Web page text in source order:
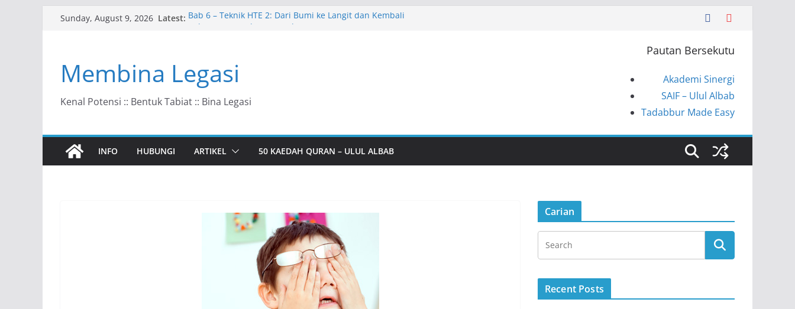
Sunday, August 9, 2026 Latest: Bab 6 – Teknik HTE 2: Dari Bumi ke Langit dan Kembali
Bab 7 – Model VAHC–KSSTS–ITPPF
Membina Legasi
Kenal Potensi :: Bentuk Tabiat :: Bina Legasi
Pautan Bersekutu
Akademi Sinergi
SAIF – Ulul Albab
Tadabbur Made Easy
INFO HUBUNGI ARTIKEL 50 KAEDAH QURAN – ULUL ALBAB
Carian
Recent Posts